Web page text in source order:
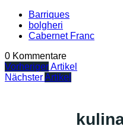
Barriques
bolgheri
Cabernet Franc
0 Kommentare
VorherigerArtikel
NächsterArtikel